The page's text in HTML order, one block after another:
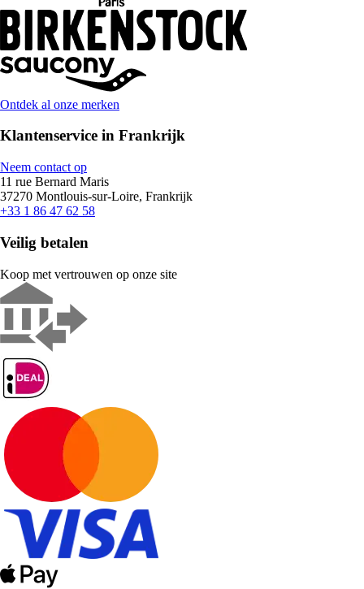
Ontdek al onze merken
Klantenservice in Frankrijk
Neem contact op
11 rue Bernard Maris
37270 Montlouis-sur-Loire, Frankrijk
+33 1 86 47 62 58
Veilig betalen
Koop met vertrouwen op onze site